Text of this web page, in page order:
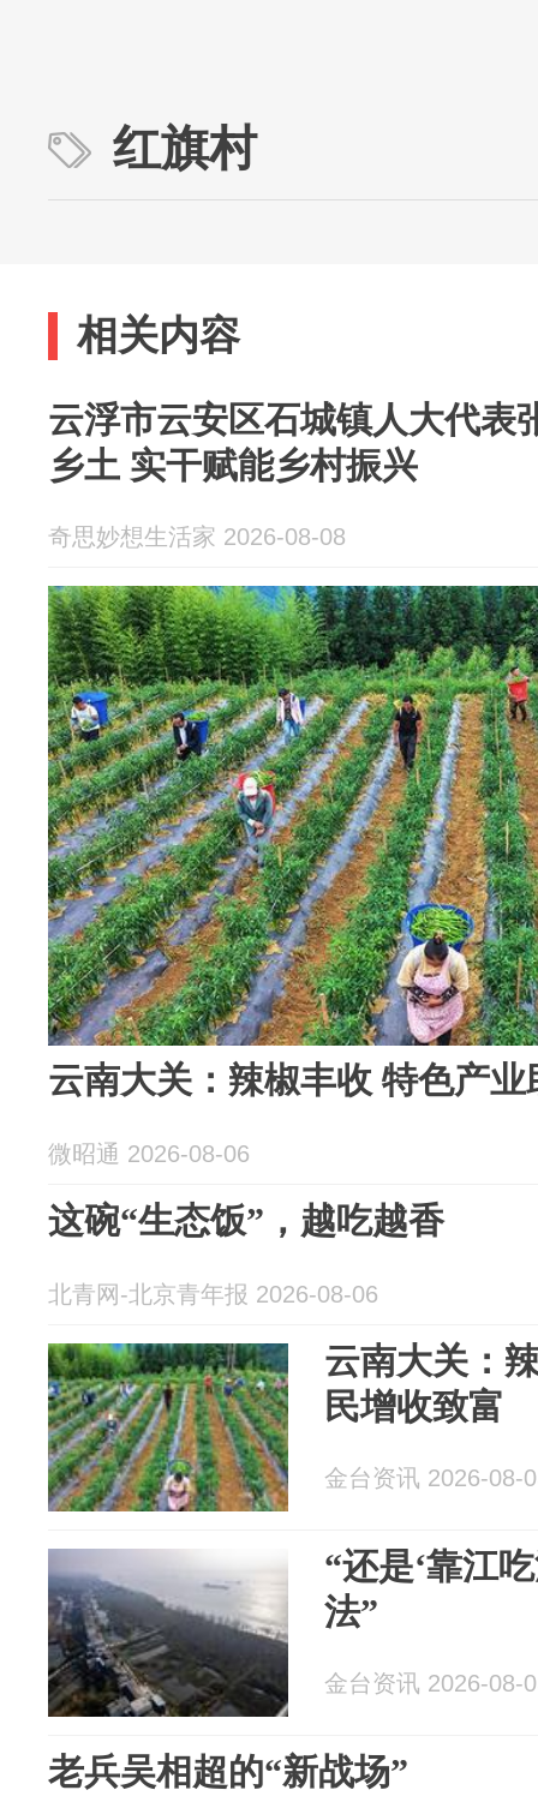
红旗村
相关内容
云浮市云安区石城镇人大代表
乡土 实干赋能乡村振兴
奇思妙想生活家 2026-08-08
云南大关：辣椒丰收 特色产
微昭通 2026-08-06
这碗“生态饭”，越吃越香
北青网-北京青年报 2026-08-06
云南大关：
民增收致富
金台资讯 2026-08-
“还是‘靠江
法”
金台资讯 2026-08-
老兵吴相超的“新战场”